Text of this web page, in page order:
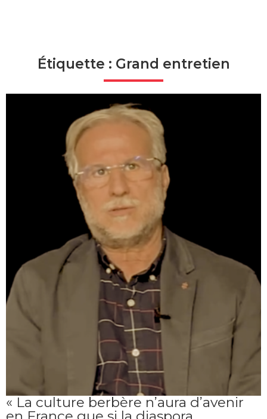
Étiquette : Grand entretien
« La culture berbère n’aura d’avenir